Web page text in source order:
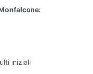
iniziali